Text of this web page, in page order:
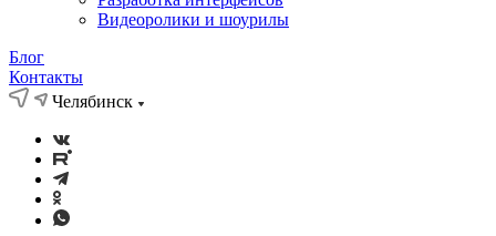
Видеоролики и шоурилы
Блог
Контакты
Челябинск